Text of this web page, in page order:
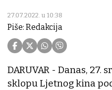
27.07.2022. u 10:38
Piše: Redakcija
DARUVAR - Danas, 27.
sklopu Ljetnog kina